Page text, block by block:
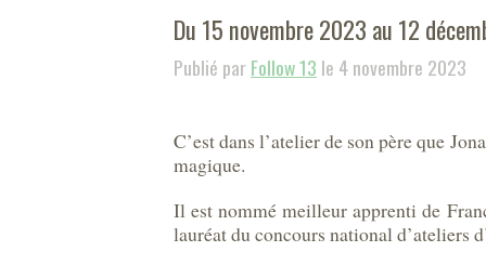
Du 15 novembre 2023 au 12
Publié parFollow 13 le 4 novembre 2023
C’est dans l’atelier de son père que
magique.
Il est nommé meilleur apprenti de
lauréat du concours national d’ateliers